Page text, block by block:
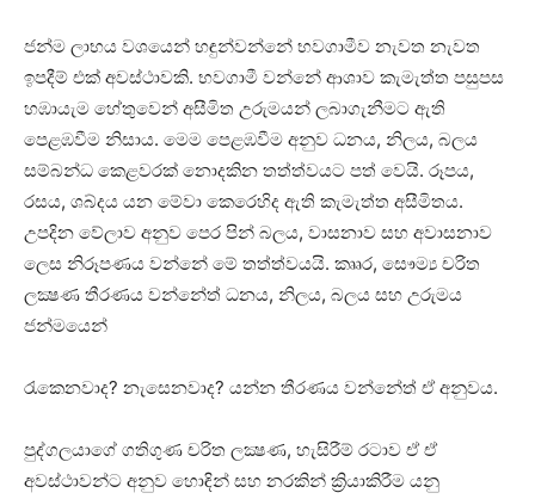
ජන්ම ලාභය වශයෙන් හඳුන්වන්නේ භවගාමීව නැවත නැවත
ඉපදීම් එක්‌ අවස්‌ථාවකි. භවගාමී වන්නේ ආශාව කැමැත්ත පසුපස
හඹායැම හේතුවෙන් අසීමිත උරුමයන් ලබාගැනීමට ඇති
පෙළඹවීම නිසාය. මෙම පෙළඹවීම අනුව ධනය, නිලය, බලය
සම්බන්ධ කෙළවරක්‌ නොදකින තත්ත්වයට පත් වෙයි. රූපය,
රසය, ශබ්දය යන මේවා කෙරෙහිද ඇති කැමැත්ත අසීමිතය.
උපදින වේලාව අනුව පෙර පින් බලය, වාසනාව සහ අවාසනාව
ලෙස නිරූපණය වන්නේ මේ තත්ත්වයයි. කෲර, සෞම්‍ය චරිත
ලක්‍ෂණ තීරණය වන්නේත් ධනය, නිලය, බලය සහ උරුමය
ජන්මයෙන්
රැකෙනවාද? නැසෙනවාද? යන්න තීරණය වන්නේත් ඒ අනුවය.
පුද්ගලයාගේ ගතිගුණ චරිත ලක්‍ෂණ, හැසිරීම් රටාව ඒ ඒ
අවස්‌ථාවන්ට අනුව හොඳින් සහ නරකින් ක්‍රියාකිරීම යනු